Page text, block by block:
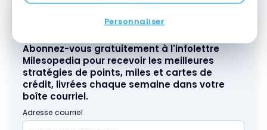
Personnaliser
Abonnez-vous gratuitement à l'infolettre
Milesopedia pour recevoir les meilleures
stratégies de points, miles et cartes de
crédit, livrées chaque semaine dans votre
boîte courriel.
Adresse courriel